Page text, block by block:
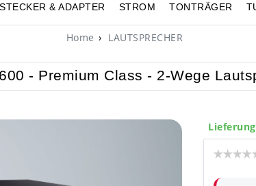
STECKER & ADAPTER STROM TONTRÄGER
Home LAUTSPRECHER
- Premium Class - 2-Wege